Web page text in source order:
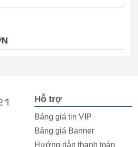
Hỗ trợ
Bảng giá tin VIP
Bảng giá Banner
Hướng dẫn thanh toán